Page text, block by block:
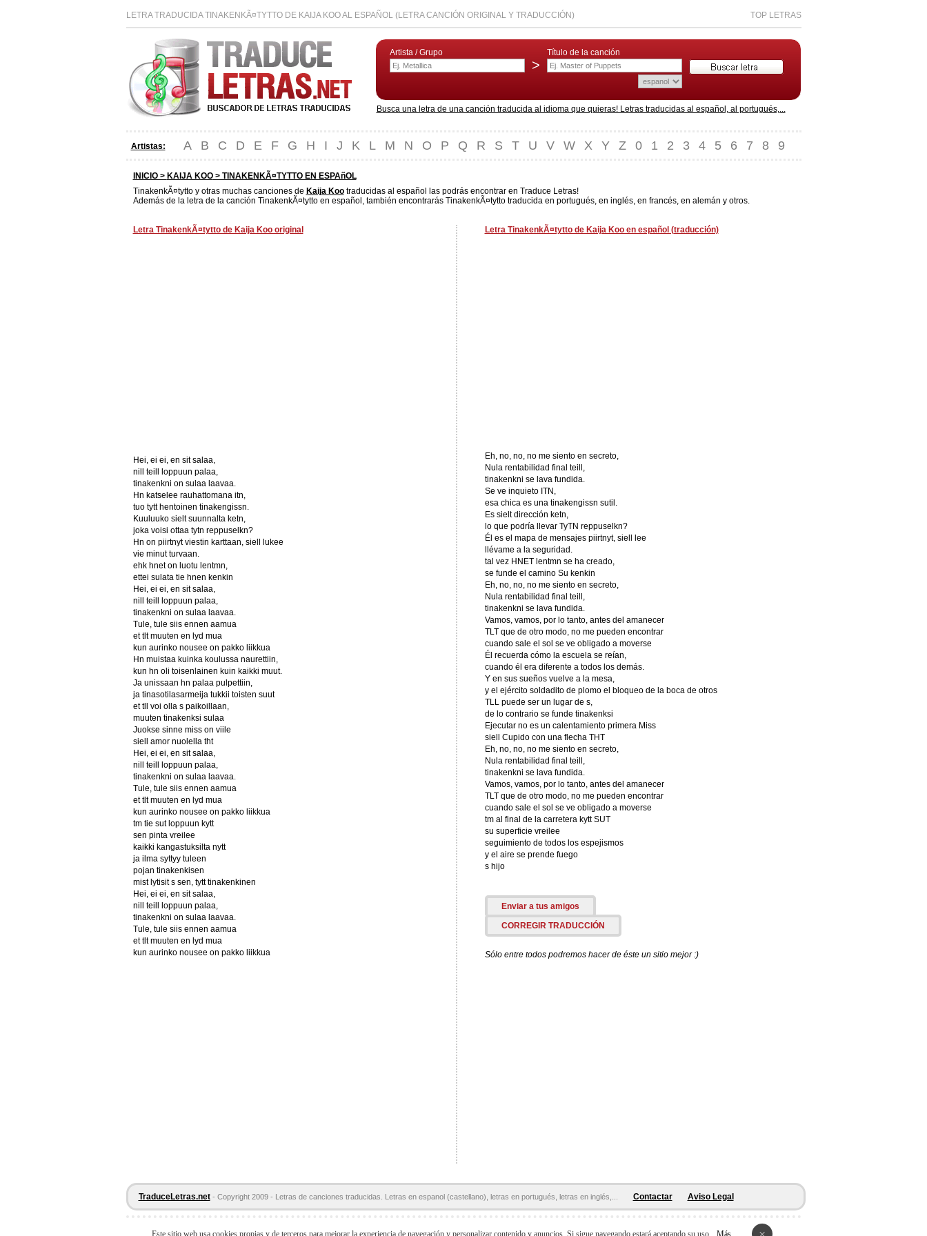
LETRA TRADUCIDA TINAKENKÃ¤TYTTO DE KAIJA KOO AL ESPAÑOL (LETRA CANCIÓN ORIGINAL Y TRADUCCIÓN) TOP LETRAS
Artista / Grupo
>
Título de la canción
Busca una letra de una canción traducida al idioma que quieras! Letras traducidas al español, al portugués,...
Artistas: A B C D E F G H I J K L M N O P Q R S T U V W X Y Z 0 1 2 3 4 5 6 7 8 9
INICIO > KAIJA KOO> TINAKENKÃ¤TYTTO EN ESPAñOL
TinakenkÃ¤tytto y otras muchas canciones de Kaija Kootraducidas al español las podrás encontrar en Traduce Letras!
Además de la letra de la canción TinakenkÃ¤tytto en español, también encontrarás TinakenkÃ¤tytto traducida en portugués, en inglés, en francés, en alemán y otros.
Letra TinakenkÃ¤tytto de Kaija Koo original
Hei, ei ei, en sit salaa,
nill teill loppuun palaa,
tinakenkni on sulaa laavaa.
Hn katselee rauhattomana itn,
tuo tytt hentoinen tinakengissn.
Kuuluuko sielt suunnalta ketn,
joka voisi ottaa tytn reppuselkn?
Hn on piirtnyt viestin karttaan, siell lukee
vie minut turvaan.
ehk hnet on luotu lentmn,
ettei sulata tie hnen kenkin
Hei, ei ei, en sit salaa,
nill teill loppuun palaa,
tinakenkni on sulaa laavaa.
Tule, tule siis ennen aamua
et tlt muuten en lyd mua
kun aurinko nousee on pakko liikkua
Hn muistaa kuinka koulussa naurettiin,
kun hn oli toisenlainen kuin kaikki muut.
Ja unissaan hn palaa pulpettiin,
ja tinasotilasarmeija tukkii toisten suut
et tll voi olla s paikoillaan,
muuten tinakenksi sulaa
Juokse sinne miss on viile
siell amor nuolella tht
Hei, ei ei, en sit salaa,
nill teill loppuun palaa,
tinakenkni on sulaa laavaa.
Tule, tule siis ennen aamua
et tlt muuten en lyd mua
kun aurinko nousee on pakko liikkua
tm tie sut loppuun kytt
sen pinta vreilee
kaikki kangastuksilta nytt
ja ilma syttyy tuleen
pojan tinakenkisen
mist lytisit s sen, tytt tinakenkinen
Hei, ei ei, en sit salaa,
nill teill loppuun palaa,
tinakenkni on sulaa laavaa.
Tule, tule siis ennen aamua
et tlt muuten en lyd mua
kun aurinko nousee on pakko liikkua
Letra TinakenkÃ¤tytto de Kaija Koo en español (traducción)
Eh, no, no, no me siento en secreto,
Nula rentabilidad final teill,
tinakenkni se lava fundida.
Se ve inquieto ITN,
esa chica es una tinakengissn sutil.
Es sielt dirección ketn,
lo que podría llevar TyTN reppuselkn?
Él es el mapa de mensajes piirtnyt, siell lee
llévame a la seguridad.
tal vez HNET lentmn se ha creado,
se funde el camino Su kenkin
Eh, no, no, no me siento en secreto,
Nula rentabilidad final teill,
tinakenkni se lava fundida.
Vamos, vamos, por lo tanto, antes del amanecer
TLT que de otro modo, no me pueden encontrar
cuando sale el sol se ve obligado a moverse
Él recuerda cómo la escuela se reían,
cuando él era diferente a todos los demás.
Y en sus sueños vuelve a la mesa,
y el ejército soldadito de plomo el bloqueo de la boca de otros
TLL puede ser un lugar de s,
de lo contrario se funde tinakenksi
Ejecutar no es un calentamiento primera Miss
siell Cupido con una flecha THT
Eh, no, no, no me siento en secreto,
Nula rentabilidad final teill,
tinakenkni se lava fundida.
Vamos, vamos, por lo tanto, antes del amanecer
TLT que de otro modo, no me pueden encontrar
cuando sale el sol se ve obligado a moverse
tm al final de la carretera kytt SUT
su superficie vreilee
seguimiento de todos los espejismos
y el aire se prende fuego
s hijo
Enviar a tus amigos
CORREGIR TRADUCCIÓN
Sólo entre todos podremos hacer de éste un sitio mejor :)
TraduceLetras.net - Copyright 2009 - Letras de canciones traducidas. Letras en espanol (castellano), letras en portugués, letras en inglés,... Contactar Aviso Legal
Páginas Amigas: Letras en español Letras de Canciones Acordes y Tablaturas
Este sitio web usa cookies propias y de terceros para mejorar la experiencia de navegación y personalizar contenido y anuncios. Si sigue navegando estará aceptando su uso. Más